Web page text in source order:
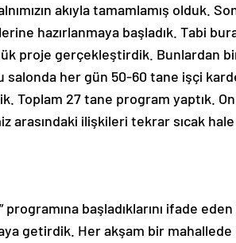
akıyla tamamlamış olduk.
hazırlanmaya başladık. Tabi
proje gerçekleştirdik. Bunlardan
salonda her gün 50-60 tane işçi
Toplam 27 tane program yaptık.
arasındaki ilişkileri tekrar sıcak
başladıklarını ifade
getirdik. Her akşam bir